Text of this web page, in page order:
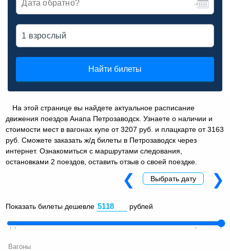
Найти билеты
На этой странице вы найдете актуальное расписание
движения поездов Анапа Петрозаводск. Узнаете о наличии и
стоимости мест в вагонах купе от 3207 руб. и плацкарте от 3163
руб. Сможете заказать ж/д билеты в Петрозаводск через
интернет. Ознакомиться с маршрутами следования,
остановками 2 поездов, оставить отзыв о своей поездке.
Показать билеты дешевле рублей
Вагоны
❮ Выбрать дату ❯